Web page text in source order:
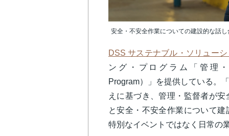
安全・不安全作業についての建設的な話
DSS サステナブル・ソリュー
ング・プログラム「管理・
Program）」を提供している。
えに基づき、管理・監督者が
と安全・不安全作業について
特別なイベントではなく日常の